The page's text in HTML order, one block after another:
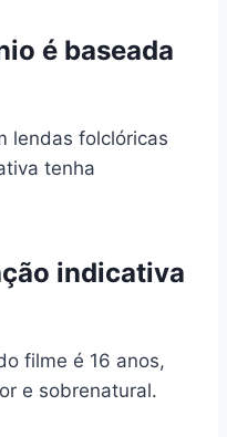
é baseada
lendas folclóricas
tenha
indicativa
filme é 16 anos,
e sobrenatural.